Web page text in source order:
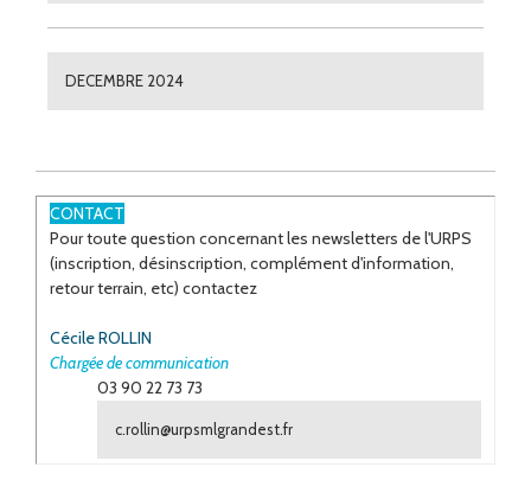
DECEMBRE 2024
CONTACT
Pour toute question concernant les newsletters de l'URPS
(inscription, désinscription, complément d'information,
retour terrain, etc) contactez
Cécile ROLLIN
Chargée de communication
03 90 22 73 73
c.rollin@urpsmlgrandest.fr